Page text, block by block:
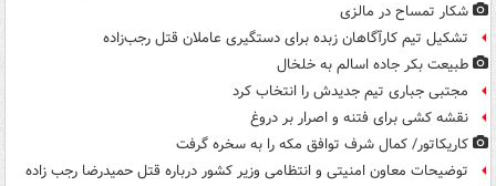
شکار تمساح در مالزی
تشکیل تیم کارآگاهان زبده برای دستگیری عاملان قتل رجب‌زاده
طبیعت بکر جاده اسالم به خلخال
مجتبی جباری تیم جدیدش را انتخاب کرد
نقشه کشی برای فتنه و اصرار بر دروغ
کاریکاتور/ کمال شرف توافق مکه را به سخره گرفت
توضیحات معاون امنیتی و انتظامی وزیر کشور درباره قتل حمیدرضا رجب زاده